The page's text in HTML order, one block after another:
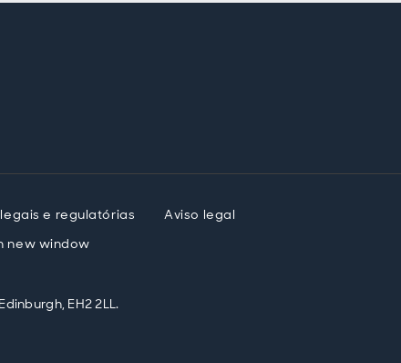
e regulatórias
Aviso legal
new window
EH2 2LL.